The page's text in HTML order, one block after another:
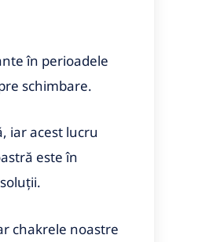
în perioadele
schimbare.
iar acest lucru
este în
chakrele noastre